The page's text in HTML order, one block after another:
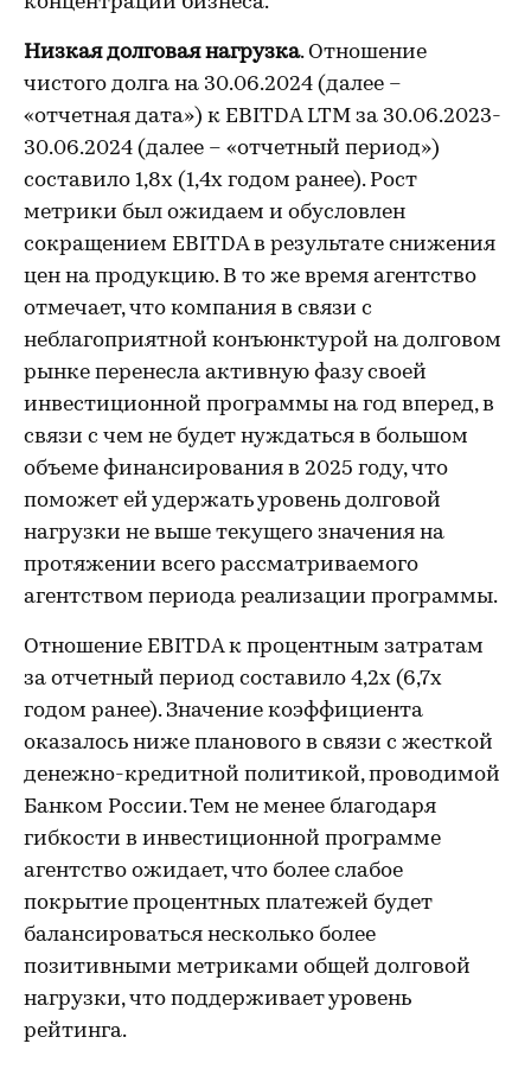
Низкая долговая нагрузка. Отношение
чистого долга на 30.06.2024 (далее –
«отчетная дата») к EBITDA LTM за 30.06.2023-
30.06.2024 (далее – «отчетный период»)
составило 1,8х (1,4х годом ранее). Рост
метрики был ожидаем и обусловлен
сокращением EBITDA в результате снижения
цен на продукцию. В то же время агентство
отмечает, что компания в связи с
неблагоприятной конъюнктурой на долговом
рынке перенесла активную фазу своей
инвестиционной программы на год вперед, в
связи с чем не будет нуждаться в большом
объеме финансирования в 2025 году, что
поможет ей удержать уровень долговой
нагрузки не выше текущего значения на
протяжении всего рассматриваемого
агентством периода реализации программы.
Отношение EBITDA к процентным затратам
за отчетный период составило 4,2х (6,7х
годом ранее). Значение коэффициента
оказалось ниже планового в связи с жесткой
денежно-кредитной политикой, проводимой
Банком России. Тем не менее благодаря
гибкости в инвестиционной программе
агентство ожидает, что более слабое
покрытие процентных платежей будет
балансироваться несколько более
позитивными метриками общей долговой
нагрузки, что поддерживает уровень
рейтинга.